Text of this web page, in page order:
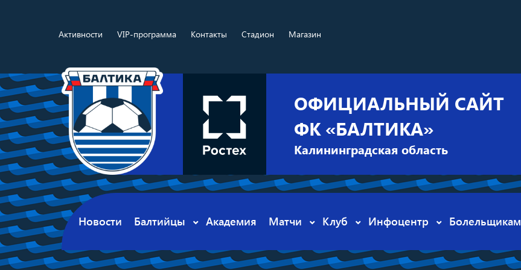
Активности VIP-программа Контакты Стадион Магазин
ОФИЦИАЛЬНЫЙ САЙТ
ФК «БАЛТИКА»
Калининградская область
Новости Балтийцы Академия Матчи Клуб Инфоцентр Болельщикам